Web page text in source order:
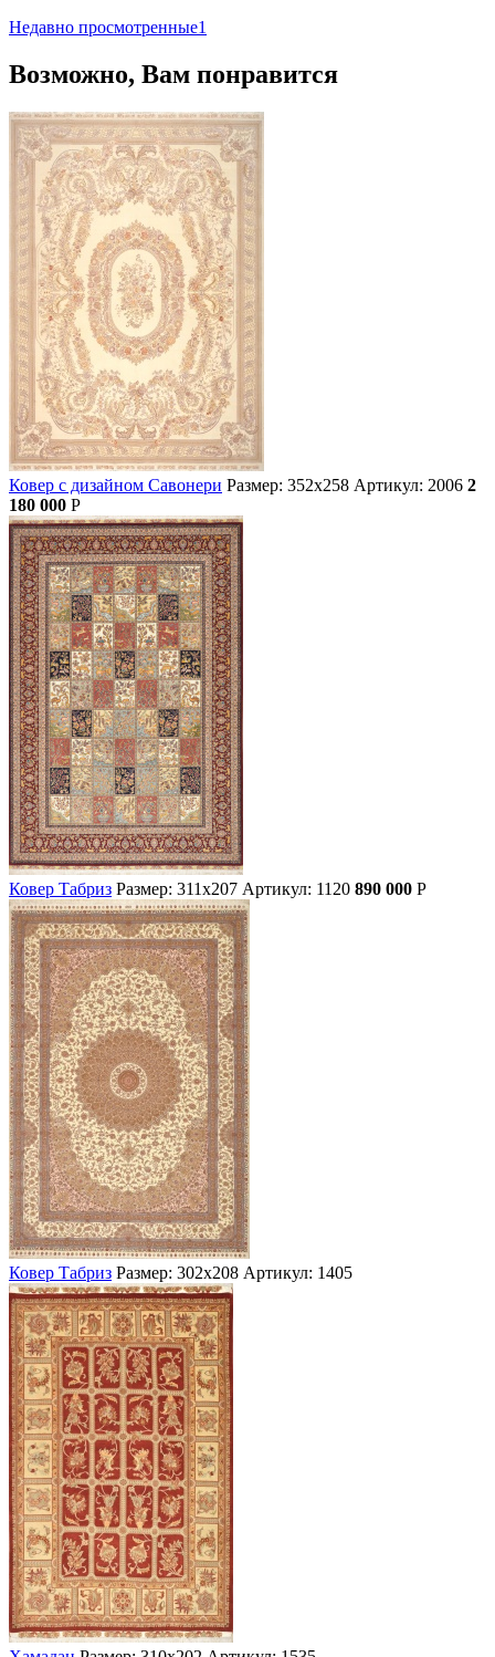
Недавно просмотренные1
Возможно, Вам понравится
Ковер с дизайном Савонери Размер: 352х258 Артикул: 2006 2
180 000 Р
Ковер Табриз Размер: 311х207 Артикул: 1120 890 000 Р
Ковер Табриз Размер: 302х208 Артикул: 1405